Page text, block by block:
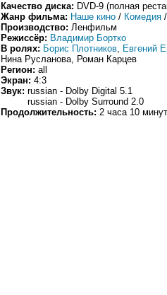
Качество диска: DVD-9 (полная
Жанр фильма: Наше кино / Комедия
Производство: Ленфильм
Режиссёр: Владимир Бортко
В ролях: Борис Плотников, Евгений
Нина Русланова, Роман Карцев
Регион: all
Экран: 4:3
Звук: russian - Dolby Digital 5.1
russian - Dolby Surround 2.0
Продолжительность: 2 часа 10 минут